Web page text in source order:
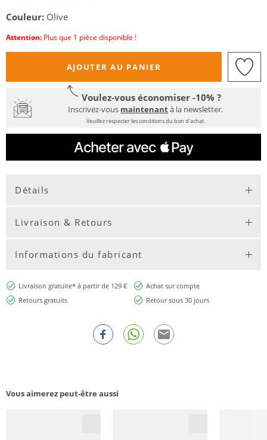
Couleur: Olive
Attention: Plus que 1 pièce disponible !
AJOUTER AU PANIER
Voulez-vous économiser -10% ?
Inscrivez-vous maintenantà la newsletter.
Veuillez respecter les conditions du bon d'achat.
Détails
Livraison & Retours
Informations du fabricant
Livraison gratuite* à partir de 129 €
Achat sur compte
Retours gratuits
Retour sous 30 jours
Vous aimerez peut-être aussi